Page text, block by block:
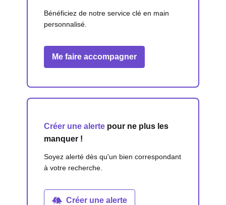
Bénéficiez de notre service clé en main
personnalisé.
Me faire accompagner
Créer une alerte pour ne plus les
manquer !
Soyez alerté dès qu'un bien correspondant
à votre recherche.
Créer une alerte